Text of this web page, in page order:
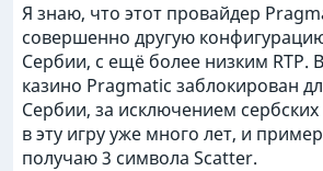
Я знаю, что этот провайдер
совершенно другую
Сербии, с ещё более низким RTP.
казино Pragmatic заблокирован
Сербии, за исключением
в эту игру уже много лет, и
получаю 3 символа Scatter.